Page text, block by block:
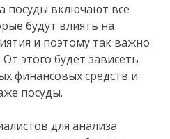
посуды включают все
будут влиять на
и поэтому так важно
этого будет зависеть
финансовых средств и
посуды.
для анализа